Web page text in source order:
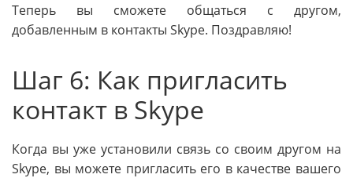
Теперь вы сможете общаться с другом,
добавленным в контакты Skype. Поздравляю!
Шаг 6: Как пригласить
контакт в Skype
Когда вы уже установили связь со своим другом на
Skype, вы можете пригласить его в качестве вашего